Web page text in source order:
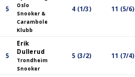
5
Oslo
Snooker &
Carambole
Klubb
4 (1/3) 11 (5/6)
5
Erik
Dullerud
Trondheim
Snooker
5 (3/2) 11 (7/4)